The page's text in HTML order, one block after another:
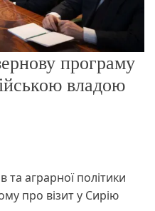
програму
владою
та аграрної політики
про візит у Сирію